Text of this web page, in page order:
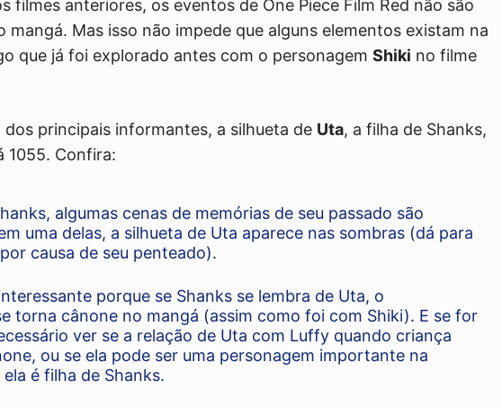
filmes anteriores, os eventos de One Piece Film Red não são
mangá. Mas isso não impede que alguns elementos existam na
que já foi explorado antes com o personagem Shiki no filme
dos principais informantes, a silhueta de Uta, a filha de Shanks,
1055. Confira:
algumas cenas de memórias de seu passado são
uma delas, a silhueta de Uta aparece nas sombras (dá para
causa de seu penteado).
porque se Shanks se lembra de Uta, o
torna cânone no mangá (assim como foi com Shiki). E se for
ver se a relação de Uta com Luffy quando criança
ou se ela pode ser uma personagem importante na
é filha de Shanks.